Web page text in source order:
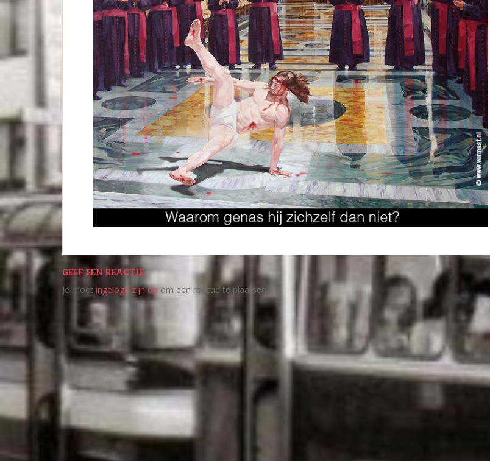
GEEF EEN REACTIE
Je moet ingelogd zijn op om een reactie te plaatsen.